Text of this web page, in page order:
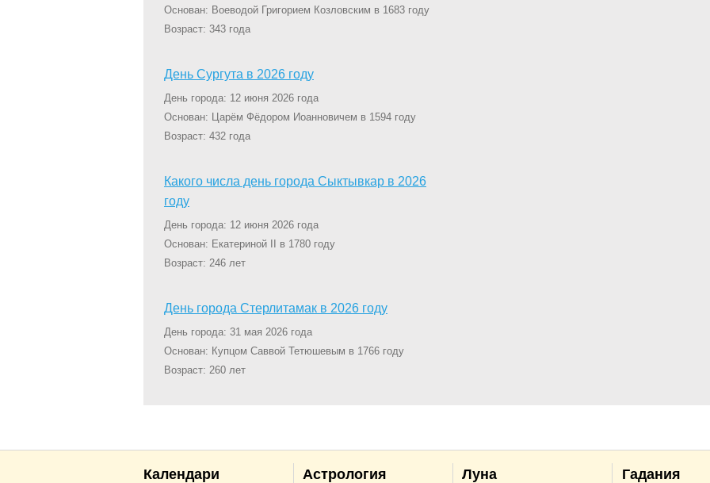
Основан: Воеводой Григорием Козловским в 1683 году
Возраст: 343 года
День Сургута в 2026 году
День города: 12 июня 2026 года
Основан: Царём Фёдором Иоанновичем в 1594 году
Возраст: 432 года
Какого числа день города Сыктывкар в 2026
году
День города: 12 июня 2026 года
Основан: Екатериной II в 1780 году
Возраст: 246 лет
День города Стерлитамак в 2026 году
День города: 31 мая 2026 года
Основан: Купцом Саввой Тетюшевым в 1766 году
Возраст: 260 лет
Календари Астрология Луна Гадания